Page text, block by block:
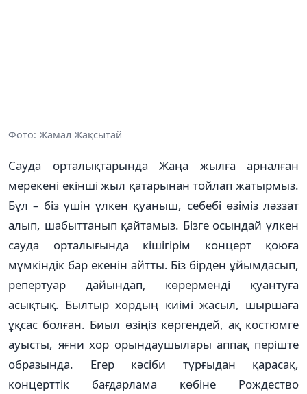
Фото: Жамал Жақсытай
Сауда орталықтарында Жаңа жылға арналған
мерекені екінші жыл қатарынан тойлап жатырмыз.
Бұл – біз үшін үлкен қуаныш, себебі өзіміз ләззат
алып, шабыттанып қайтамыз. Бізге осындай үлкен
сауда орталығында кішігірім концерт қоюға
мүмкіндік бар екенін айтты. Біз бірден ұйымдасып,
репертуар дайындап, көрерменді қуантуға
асықтық. Былтыр хордың киімі жасыл, шыршаға
ұқсас болған. Биыл өзіңіз көргендей, ақ костюмге
ауысты, яғни хор орындаушылары аппақ періште
образында. Егер кәсіби тұрғыдан қарасақ,
концерттік бағдарлама көбіне Рождество